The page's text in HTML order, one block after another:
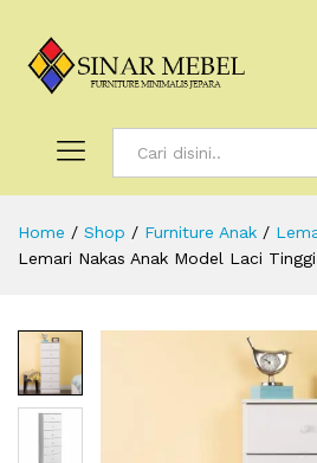
Home / Shop / Furniture Anak /
Lemari Nakas Anak Model Laci Tinggi